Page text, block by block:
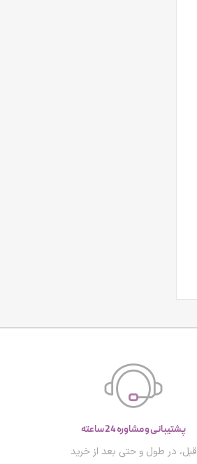
پشتیبانی و مشاوره 24 ساعته
قبل، در طول و حتی بعد از خرید